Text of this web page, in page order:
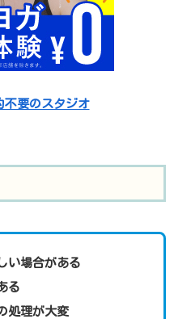
不要のスタジオ
い場合がある
る
処理が大変